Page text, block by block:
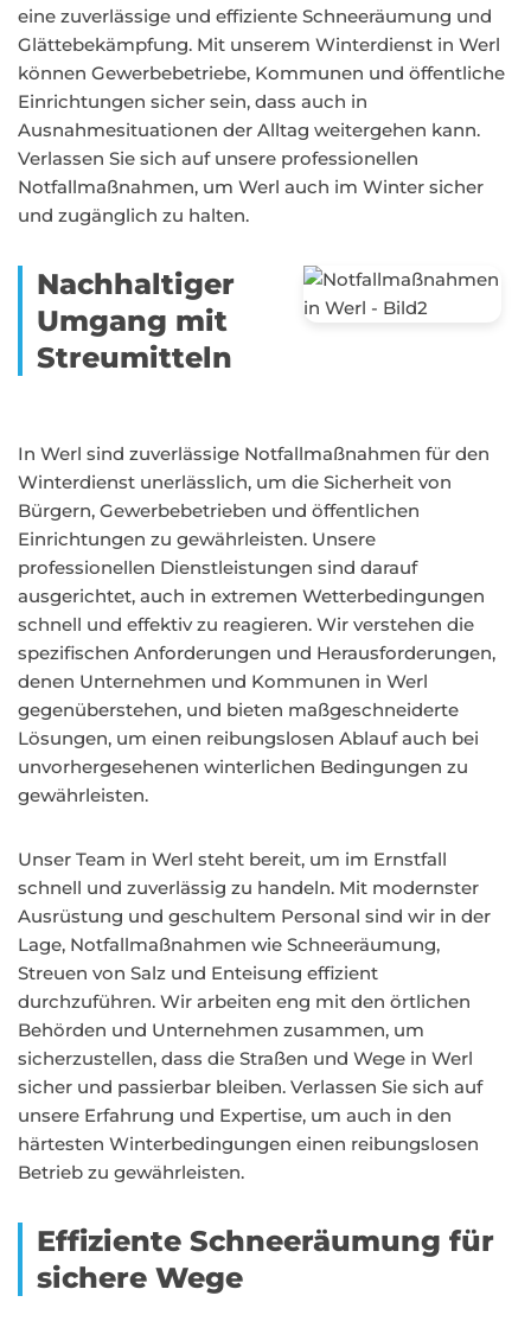
eine zuverlässige und effiziente Schneeräumung und
Glättebekämpfung. Mit unserem Winterdienst in Werl
können Gewerbebetriebe, Kommunen und öffentliche
Einrichtungen sicher sein, dass auch in
Ausnahmesituationen der Alltag weitergehen kann.
Verlassen Sie sich auf unsere professionellen
Notfallmaßnahmen, um Werl auch im Winter sicher
und zugänglich zu halten.
Nachhaltiger
Umgang mit
Streumitteln
In Werl sind zuverlässige Notfallmaßnahmen für den
Winterdienst unerlässlich, um die Sicherheit von
Bürgern, Gewerbebetrieben und öffentlichen
Einrichtungen zu gewährleisten. Unsere
professionellen Dienstleistungen sind darauf
ausgerichtet, auch in extremen Wetterbedingungen
schnell und effektiv zu reagieren. Wir verstehen die
spezifischen Anforderungen und Herausforderungen,
denen Unternehmen und Kommunen in Werl
gegenüberstehen, und bieten maßgeschneiderte
Lösungen, um einen reibungslosen Ablauf auch bei
unvorhergesehenen winterlichen Bedingungen zu
gewährleisten.
Unser Team in Werl steht bereit, um im Ernstfall
schnell und zuverlässig zu handeln. Mit modernster
Ausrüstung und geschultem Personal sind wir in der
Lage, Notfallmaßnahmen wie Schneeräumung,
Streuen von Salz und Enteisung effizient
durchzuführen. Wir arbeiten eng mit den örtlichen
Behörden und Unternehmen zusammen, um
sicherzustellen, dass die Straßen und Wege in Werl
sicher und passierbar bleiben. Verlassen Sie sich auf
unsere Erfahrung und Expertise, um auch in den
härtesten Winterbedingungen einen reibungslosen
Betrieb zu gewährleisten.
Effiziente Schneeräumung für
sichere Wege